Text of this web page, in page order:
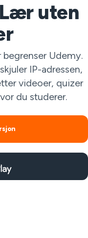
uten
Udemy.
IP-adressen,
videoer, quizer
du studerer.